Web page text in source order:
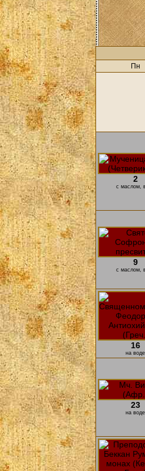
Пн
2
с маслом,
9
с маслом,
16
на воде
23
на воде